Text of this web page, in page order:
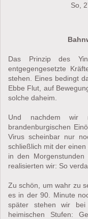
So,
Das Prinzip des
entgegengesetzte
stehen. Eines bedingt
Ebbe Flut, auf
solche daheim.
Und nachdem wir
brandenburgischen
Virus scheinbar nur
schließlich mit der
in den Morgenstunden
realisierten wir: So
Zu schön, um wahr zu
es in der 90. Minute
später stehen wir
heimischen Stufen: